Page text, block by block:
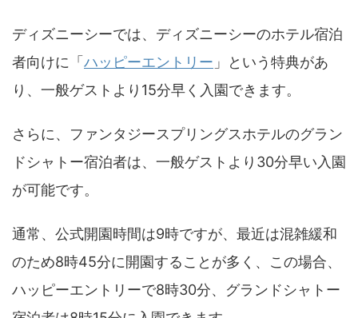
ディズニーシーでは、ディズニーシーのホテル宿泊
者向けに「 ハッピーエントリー 」という特典があ
り、一般ゲストより15分早く入園できます。
さらに、ファンタジースプリングスホテルのグラン
ドシャトー宿泊者は、一般ゲストより30分早い入園
が可能です。
通常、公式開園時間は9時ですが、最近は混雑緩和
のため8時45分に開園することが多く、この場合、
ハッピーエントリーで8時30分、グランドシャトー